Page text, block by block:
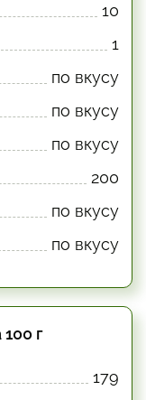
10
1
по вкусу
по вкусу
по вкусу
200
по вкусу
по вкусу
г
179